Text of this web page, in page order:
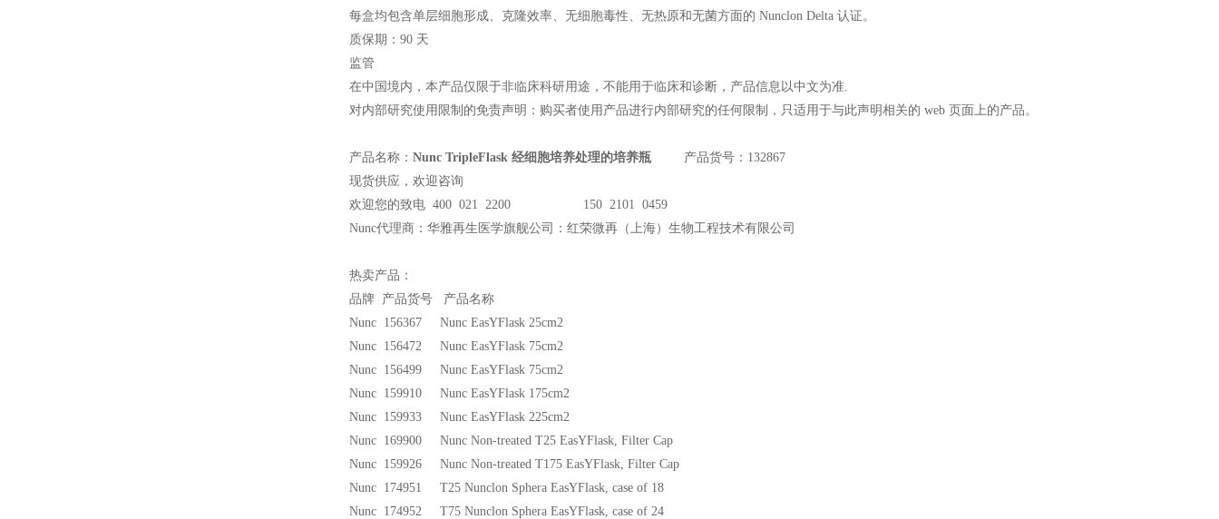
每盒均包含单层细胞形成、克隆效率、无细胞毒性、无热原和无菌方面的 Nunclon Delta 认证。
质保期：90 天
监管
在中国境内，本产品仅限于非临床科研用途，不能用于临床和诊断，产品信息以中文为准.
对内部研究使用限制的免责声明：购买者使用产品进行内部研究的任何限制，只适用于与此声明相关的 web 页面上的产品。
产品名称： Nunc TripleFlask 经细胞培养处理的培养瓶 产品货号：132867
现货供应，欢迎咨询
欢迎您的致电 400 021 2200 150 2101 0459
Nunc代理商：华雅再生医学旗舰公司：红荣微再（上海）生物工程技术有限公司
热卖产品：
品牌 产品货号 产品名称
Nunc 156367 Nunc EasYFlask 25cm2
Nunc 156472 Nunc EasYFlask 75cm2
Nunc 156499 Nunc EasYFlask 75cm2
Nunc 159910 Nunc EasYFlask 175cm2
Nunc 159933 Nunc EasYFlask 225cm2
Nunc 169900 Nunc Non-treated T25 EasYFlask, Filter Cap
Nunc 159926 Nunc Non-treated T175 EasYFlask, Filter Cap
Nunc 174951 T25 Nunclon Sphera EasYFlask, case of 18
Nunc 174952 T75 Nunclon Sphera EasYFlask, case of 24